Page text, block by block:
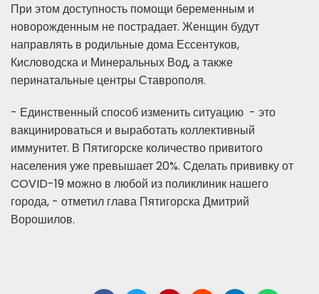
При этом доступность помощи беременным и
новорожденным не пострадает. Женщин будут
направлять в родильные дома Ессентуков,
Кисловодска и Минеральных Вод, а также
перинатальные центры Ставрополя.
- Единственный способ изменить ситуацию - это
вакцинироваться и выработать коллективный
иммунитет. В Пятигорске количество привитого
населения уже превышает 20%. Сделать прививку от
COVID-19 можно в любой из поликлиник нашего
города, - отметил глава Пятигорска Дмитрий
Ворошилов.